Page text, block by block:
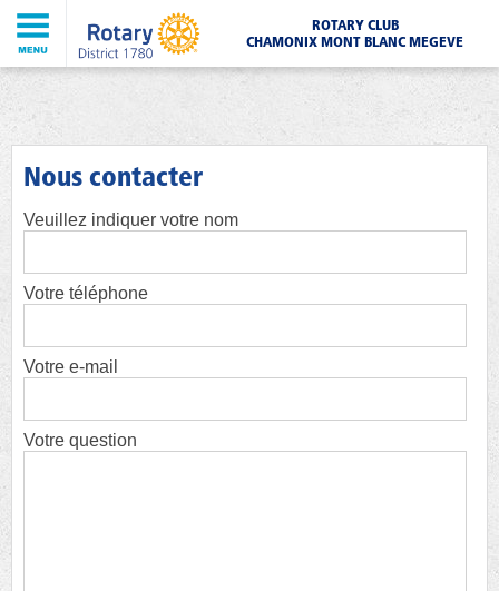
ROTARY CLUB
CHAMONIX MONT BLANC MEGEVE
Nous contacter
Veuillez indiquer votre nom
Votre téléphone
Votre e-mail
Votre question